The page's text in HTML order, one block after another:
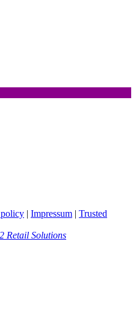
| Impressum | Trusted
Retail Solutions